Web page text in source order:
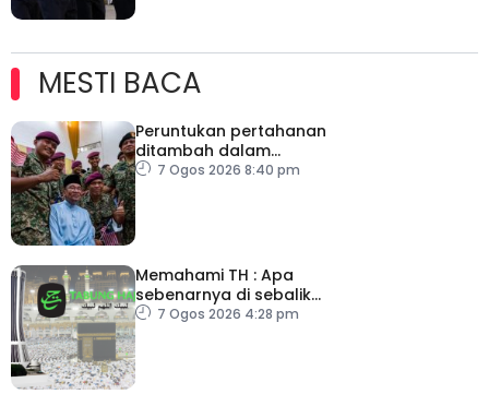
MESTI BACA
Peruntukan pertahanan
ditambah dalam
Belanjawan 2027
7 Ogos 2026 8:40 pm
Memahami TH : Apa
sebenarnya di sebalik
angka
7 Ogos 2026 4:28 pm